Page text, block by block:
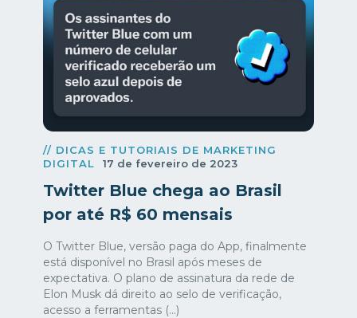
// DICAS E TUTORIAIS DE MARKETING
DIGITAL
17 de fevereiro de 2023
Twitter Blue chega ao Brasil
por até R$ 60 mensais
O Twitter Blue, versão paga do App, finalmente
está disponível no Brasil após meses de
expectativa. O plano de assinatura da rede de
Elon Musk dá direito ao selo de verificação,
acesso a ferramentas (...)